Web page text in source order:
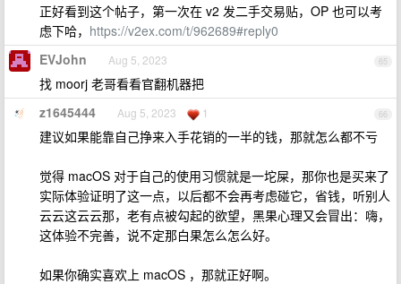
正好看到这个帖子，第一次在 v2 发二手交易贴，OP 也可以考
虑下哈， https://v2ex.com/t/962689#reply0
65
EVJohn Aug 5, 2023
找 moorj 老哥看看官翻机器把
66
z1645444 Aug 5, 2023 1
建议如果能靠自己挣来入手花销的一半的钱，那就怎么都不亏
觉得 macOS 对于自己的使用习惯就是一坨屎，那你也是买来了
实际体验证明了这一点，以后都不会再考虑碰它，省钱，听别人
云云这云云那，老有点被勾起的欲望，黑果心理又会冒出：嗨，
这体验不完善，说不定那白果怎么怎么好。
如果你确实喜欢上 macOS ，那就正好啊。